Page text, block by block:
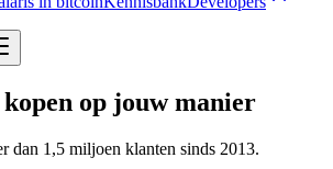
op jouw manier
dan 1,5 miljoen klanten sinds 2013.